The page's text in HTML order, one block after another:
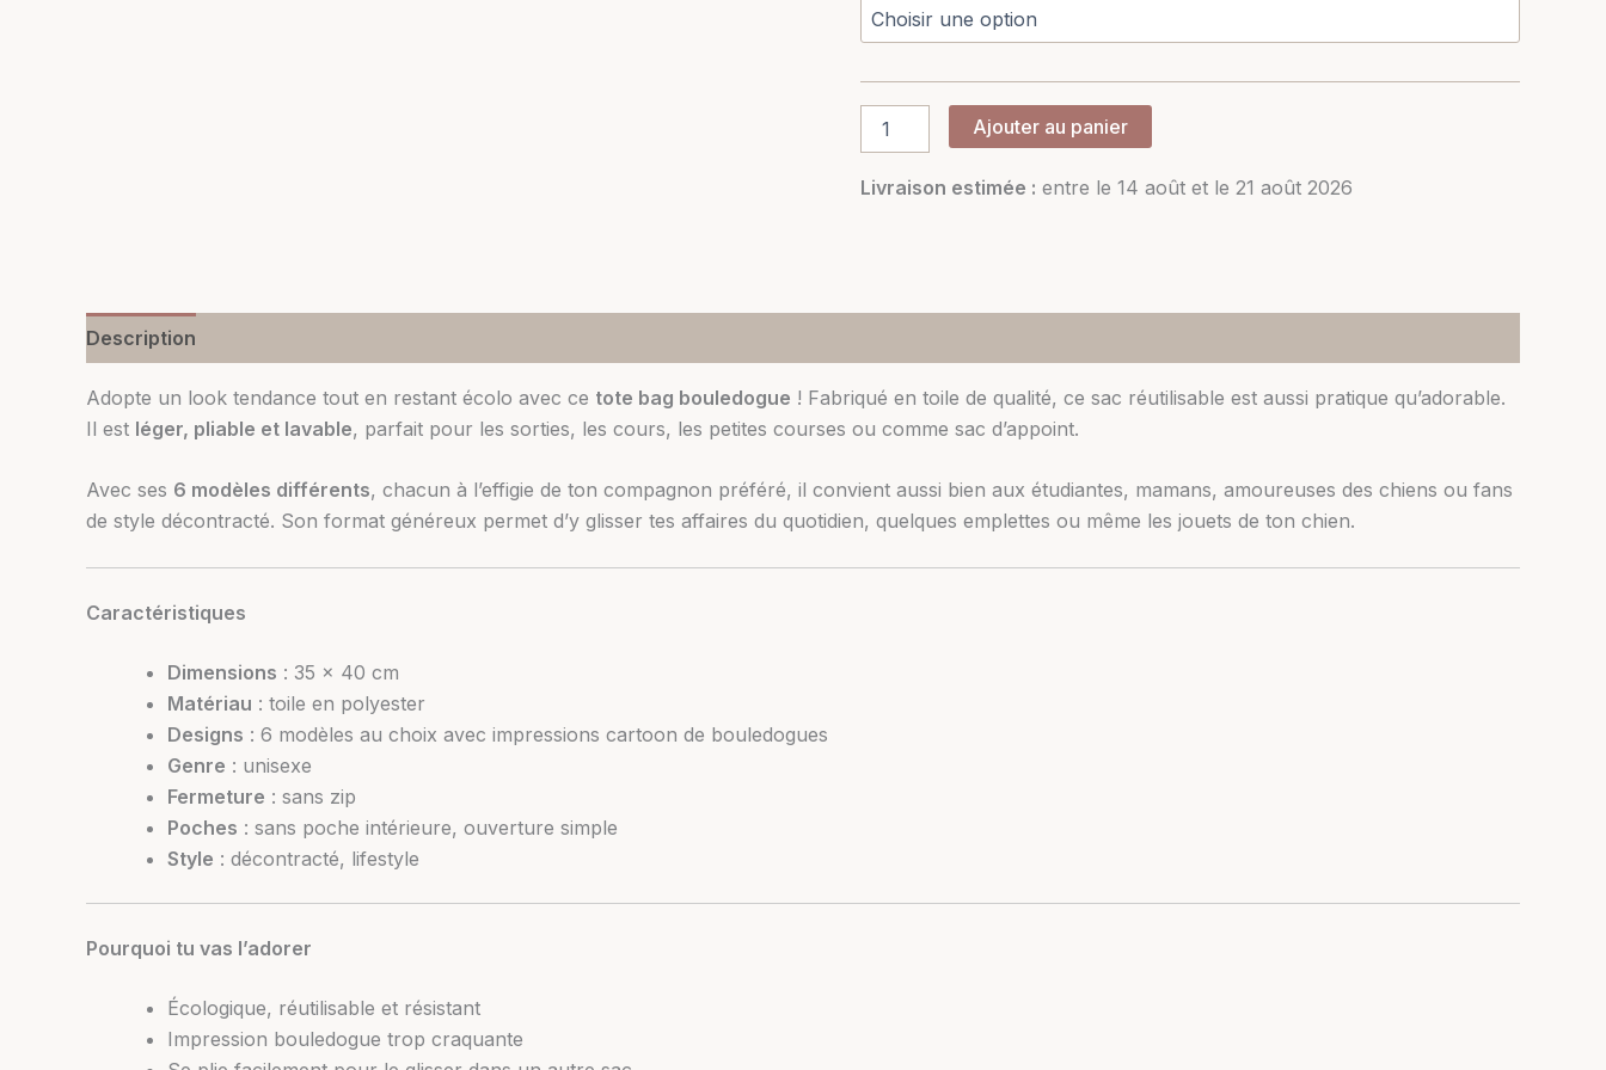
Ajouter au panier
Livraison estimée : entre le 14 août et le 21 août 2026
Description
Adopte un look tendance tout en restant écolo avec ce tote bag bouledogue ! Fabriqué en toile de qualité, ce sac réutilisable est aussi pratique qu’adorable.
Il est léger, pliable et lavable, parfait pour les sorties, les cours, les petites courses ou comme sac d’appoint.
Avec ses 6 modèles différents, chacun à l’effigie de ton compagnon préféré, il convient aussi bien aux étudiantes, mamans, amoureuses des chiens ou fans
de style décontracté. Son format généreux permet d’y glisser tes affaires du quotidien, quelques emplettes ou même les jouets de ton chien.
Caractéristiques
Dimensions : 35 x 40 cm
Matériau : toile en polyester
Designs : 6 modèles au choix avec impressions cartoon de bouledogues
Genre : unisexe
Fermeture : sans zip
Poches : sans poche intérieure, ouverture simple
Style : décontracté, lifestyle
Pourquoi tu vas l’adorer
Écologique, réutilisable et résistant
Impression bouledogue trop craquante